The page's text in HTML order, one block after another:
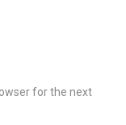
for the next